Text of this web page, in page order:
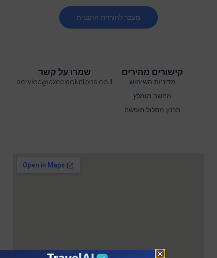
מעבר להורדת התבנית
קישורים מהירים
מדיניות השימוש
מחשב מומלץ
תכנון מסלול חופשה
שמרו על קשר
service@excelsolutions.co.il